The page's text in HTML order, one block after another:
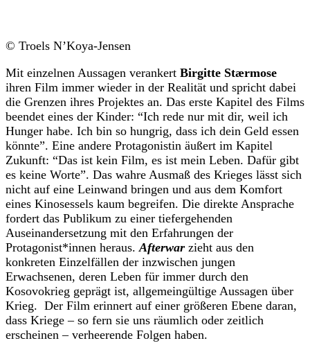
© Troels N’Koya-Jensen
Mit einzelnen Aussagen verankert Birgitte Stærmose
ihren Film immer wieder in der Realität und spricht dabei
die Grenzen ihres Projektes an. Das erste Kapitel des Films
beendet eines der Kinder: “Ich rede nur mit dir, weil ich
Hunger habe. Ich bin so hungrig, dass ich dein Geld essen
könnte”. Eine andere Protagonistin äußert im Kapitel
Zukunft: “Das ist kein Film, es ist mein Leben. Dafür gibt
es keine Worte”. Das wahre Ausmaß des Krieges lässt sich
nicht auf eine Leinwand bringen und aus dem Komfort
eines Kinosessels kaum begreifen. Die direkte Ansprache
fordert das Publikum zu einer tiefergehenden
Auseinandersetzung mit den Erfahrungen der
Protagonist*innen heraus.Afterwar zieht aus den
konkreten Einzelfällen der inzwischen jungen
Erwachsenen, deren Leben für immer durch den
Kosovokrieg geprägt ist, allgemeingültige Aussagen über
Krieg. Der Film erinnert auf einer größeren Ebene daran,
dass Kriege – so fern sie uns räumlich oder zeitlich
erscheinen – verheerende Folgen haben.